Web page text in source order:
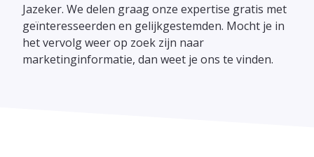
Jazeker. We delen graag onze expertise gratis met
geïnteresseerden en gelijkgestemden. Mocht je in
het vervolg weer op zoek zijn naar
marketinginformatie, dan weet je ons te vinden.